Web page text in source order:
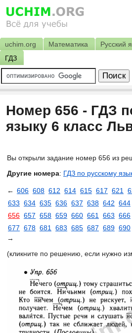
uchim.org Математика Русский
ГДЗ
Номер 656 - ГДЗ
языку 6 класс
Вы открыли задание номер 656 из
Другие номера: ГДЗ по русскому
← 606 608 612 614 615 617 621
633 634 635 636 637 638 642 644
656 657 658 659 660 661 663 666
677 678 681 683 685 687 689 690
→
(кликните по решению, если нужно